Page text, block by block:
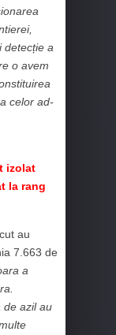
detecție a
o avem
celor ad-
izolat
la rang
au
7.663 de
a
de azil au